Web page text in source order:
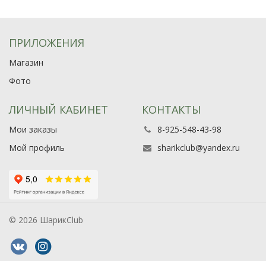
ПРИЛОЖЕНИЯ
Магазин
Фото
ЛИЧНЫЙ КАБИНЕТ
Мои заказы
Мой профиль
КОНТАКТЫ
8-925-548-43-98
sharikclub@yandex.ru
© 2026 ШарикClub